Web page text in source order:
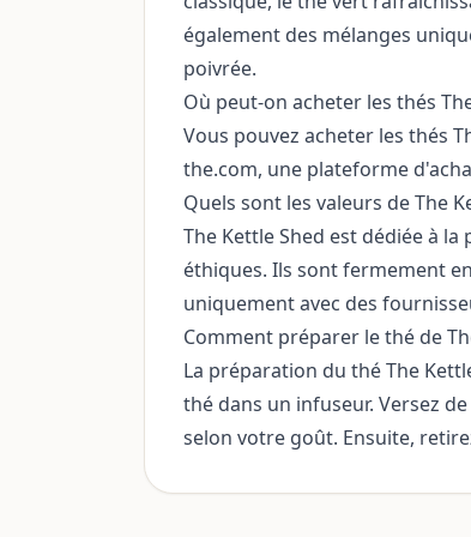
également des mélanges
poivrée.
Où peut-on acheter les thés
Vous pouvez acheter les thés
the.com, une plateforme
Quels sont les valeurs de The
The Kettle Shed est dédiée à
éthiques. Ils sont fermement
uniquement avec des
Comment préparer le thé de
La préparation du thé The
thé dans un infuseur. Versez
selon votre goût. Ensuite,